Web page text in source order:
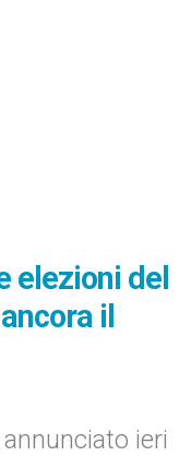
elezioni del
il
ieri